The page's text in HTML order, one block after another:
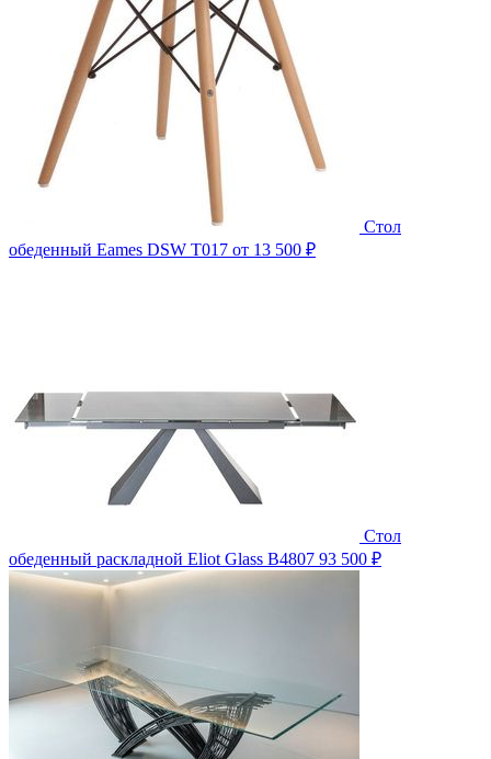
Стол
обеденный Eames DSW T017 от 13 500 ₽
Стол
обеденный раскладной Eliot Glass B4807 93 500 ₽